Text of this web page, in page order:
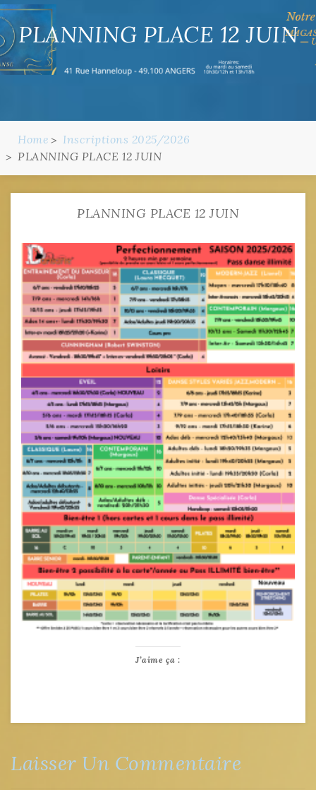
PLANNING PLACE 12 JUIN
Home
Inscriptions 2025/2026
PLANNING PLACE 12 JUIN
PLANNING PLACE 12 JUIN
J’aime ça :
Laisser Un Commentaire